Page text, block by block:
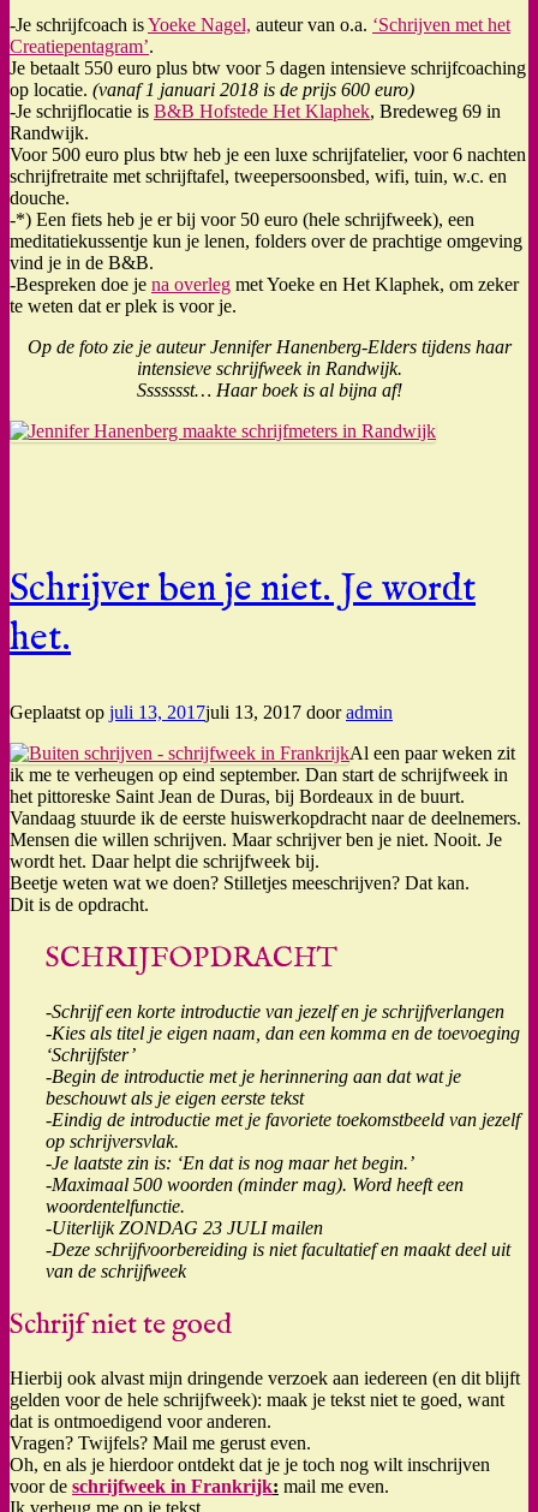
-Je schrijfcoach isYoeke Nagel, auteur van o.a. ‘Schrijven met het
Creatiepentagram’.
Je betaalt 550 euro plus btw voor 5 dagen intensieve schrijfcoaching
op locatie. (vanaf 1 januari 2018 is de prijs 600 euro)
-Je schrijflocatie is B&B Hofstede Het Klaphek, Bredeweg 69 in
Randwijk.
Voor 500 euro plus btw heb je een luxe schrijfatelier, voor 6 nachten
schrijfretraite met schrijftafel, tweepersoonsbed, wifi, tuin, w.c. en
douche.
-*) Een fiets heb je er bij voor 50 euro (hele schrijfweek), een
meditatiekussentje kun je lenen, folders over de prachtige omgeving
vind je in de B&B.
-Bespreken doe je na overleg met Yoeke en Het Klaphek, om zeker
te weten dat er plek is voor je.
Op de foto zie je auteur Jennifer Hanenberg-Elders tijdens haar
intensieve schrijfweek in Randwijk.
Ssssssst… Haar boek is al bijna af!
Schrijver ben je niet. Je wordt
het.
Geplaatst op juli 13, 2017juli 13, 2017 dooradmin
Al een paar weken zit
ik me te verheugen op eind september. Dan start de schrijfweek in
het pittoreske Saint Jean de Duras, bij Bordeaux in de buurt.
Vandaag stuurde ik de eerste huiswerkopdracht naar de deelnemers.
Mensen die willen schrijven. Maar schrijver ben je niet. Nooit. Je
wordt het. Daar helpt die schrijfweek bij.
Beetje weten wat we doen? Stilletjes meeschrijven? Dat kan.
Dit is de opdracht.
SCHRIJFOPDRACHT
-Schrijf een korte introductie van jezelf en je schrijfverlangen
-Kies als titel je eigen naam, dan een komma en de toevoeging
‘Schrijfster’
-Begin de introductie met je herinnering aan dat wat je
beschouwt als je eigen eerste tekst
-Eindig de introductie met je favoriete toekomstbeeld van jezelf
op schrijversvlak.
-Je laatste zin is: ‘En dat is nog maar het begin.’
-Maximaal 500 woorden (minder mag). Word heeft een
woordentelfunctie.
-Uiterlijk ZONDAG 23 JULI mailen
-Deze schrijfvoorbereiding is niet facultatief en maakt deel uit
van de schrijfweek
Schrijf niet te goed
Hierbij ook alvast mijn dringende verzoek aan iedereen (en dit blijft
gelden voor de hele schrijfweek): maak je tekst niet te goed, want
dat is ontmoedigend voor anderen.
Vragen? Twijfels? Mail me gerust even.
Oh, en als je hierdoor ontdekt dat je je toch nog wilt inschrijven
voor de schrijfweek in Frankrijk: mail me even.
Ik verheug me op je tekst.